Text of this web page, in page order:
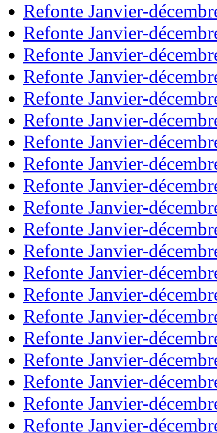
Refonte Janvier-
Refonte Janvier-
Refonte Janvier-
Refonte Janvier-
Refonte Janvier-
Refonte Janvier-
Refonte Janvier-
Refonte Janvier-
Refonte Janvier-
Refonte Janvier-
Refonte Janvier-
Refonte Janvier-
Refonte Janvier-
Refonte Janvier-
Refonte Janvier-
Refonte Janvier-
Refonte Janvier-
Refonte Janvier-
Refonte Janvier-
Refonte Janvier-